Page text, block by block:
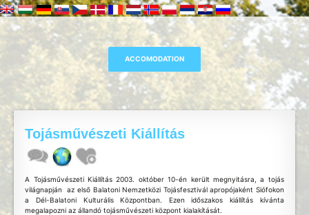
Tojásművészeti Kiállítás
A Tojásművészeti Kiállítás 2003. október 10­-én került megnyitásra, a tojás
világnapján ­ az első Balatoni Nemzetközi Tojásfesztivál apropójaként Siófokon
a Dél-Balatoni Kulturális Központban. Ezen időszakos kiállítás kívánta
megalapozni az állandó tojásművészeti központ kialakítását.